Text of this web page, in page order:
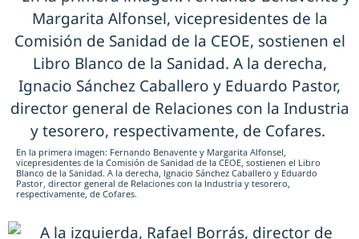
En la primera imagen: Fernando Benavente y Margarita Alfonsel,
vicepresidentes de la Comisión de Sanidad de la CEOE, sostienen el Libro
Blanco de la Sanidad. A la derecha, Ignacio Sánchez Caballero y Eduardo
Pastor, director general de Relaciones con la Industria y tesorero,
respectivamente, de Cofares.